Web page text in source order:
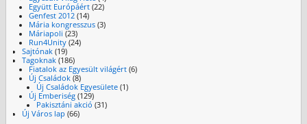
Együtt Európáért (22)
Genfest 2012 (14)
Mária kongresszus (3)
Máriapoli (23)
Run4Unity (24)
Sajtónak(19)
Tagoknak(186)
Fiatalok az Egyesült világért (6)
Új Családok (8)
Új Családok Egyesülete(1)
Új Emberiség (129)
Pakisztáni akció (31)
Új Város lap (66)